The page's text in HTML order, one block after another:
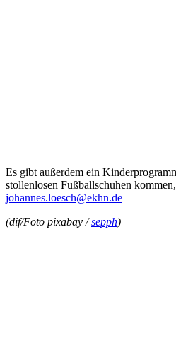
Es gibt außerdem ein
stollenlosen Fußballschuhen
johannes.loesch@ekhn.de
(dif/Foto pixabay /sepph)